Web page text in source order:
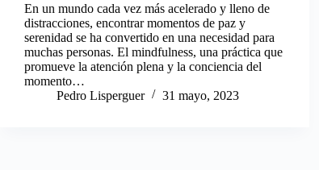
En un mundo cada vez más acelerado y lleno de
distracciones, encontrar momentos de paz y
serenidad se ha convertido en una necesidad para
muchas personas. El mindfulness, una práctica que
promueve la atención plena y la conciencia del
momento…
Pedro Lisperguer
31 mayo, 2023